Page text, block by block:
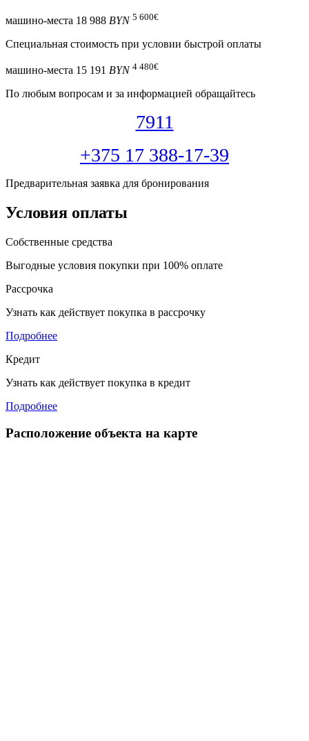
машино-места 18 988 BYN 5 600€
Специальная cтоимость при условии быстрой оплаты
машино-места 15 191 BYN 4 480€
По любым вопросам и за информацией обращайтесь
7911
+375 17 388-17-39
Предварительная заявка для бронирования
Условия оплаты
Собственные средства
Выгодные условия покупки при 100% оплате
Рассрочка
Узнать как действует покупка в рассрочку
Подробнее
Кредит
Узнать как действует покупка в кредит
Подробнее
Расположение объекта на карте